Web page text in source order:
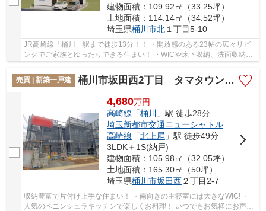
建物面積：109.92㎡（33.25坪）
土地面積：114.14㎡（34.52坪）
埼玉県桶川市北１丁目5-10
JR高崎線「桶川」駅まで徒歩13分！！ ・開放感のある23帖の広々リビ
ングでご家族とゆったりできる住まい！ ・WICや床下収納、洗面収納な
ど収納豊富で住環境スッキリ♪ 経験豊富なキャ...
売買 | 新築一戸建
桶川市坂田西2丁目 タマタウン 新築戸建 全3棟 2号棟
4,680万円
高崎線 「桶川
」駅 徒歩28分
埼玉新都市交通ニューシャトル
「
高崎線 「北上尾 」駅 徒歩49分
3LDK＋1S(納戸)
建物面積：105.98㎡（32.05坪）
土地面積：165.30㎡（50坪）
埼玉県桶川市坂田西２丁目2-7
収納豊富で片付け上手な住まい！ ・南向きの主寝室には大きなWIC! ・
人気のペニンシュラキッチンで楽しくお料理！ いつでもお気軽にお声が